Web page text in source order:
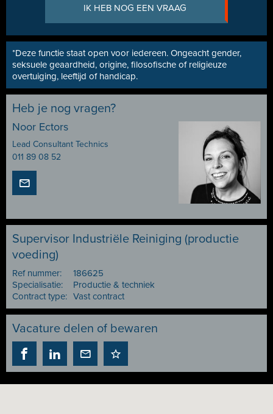
IK HEB NOG EEN VRAAG
*Deze functie staat open voor iedereen. Ongeacht gender,
seksuele geaardheid, origine, filosofische of religieuze
overtuiging, leeftijd of handicap.
Heb je nog vragen?
Noor Ectors
Lead Consultant Technics
011 89 08 52
Supervisor Industriële Reiniging (productie
voeding)
Ref nummer:
186625
Specialisatie:
Productie & techniek
Contract type: Vast contract
Vacature delen of bewaren